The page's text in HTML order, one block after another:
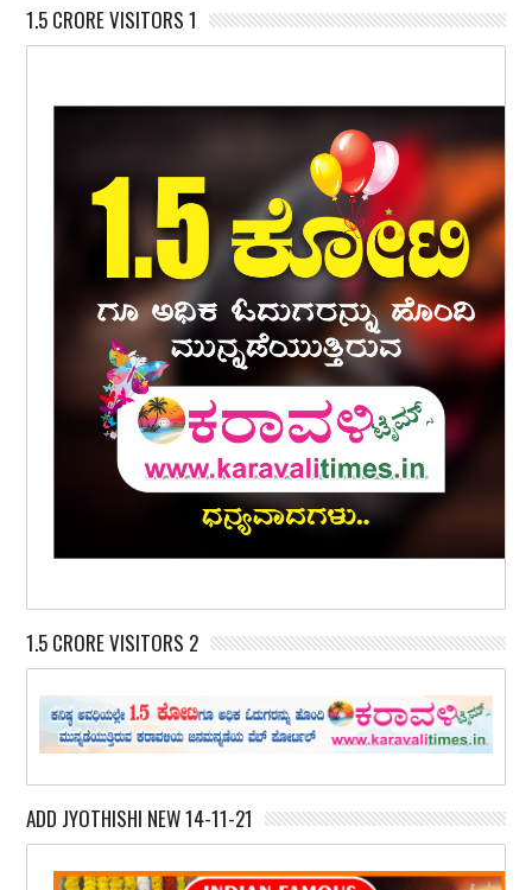
1.5 CRORE VISITORS 1
1.5 CRORE VISITORS 2
ADD JYOTHISHI NEW 14-11-21